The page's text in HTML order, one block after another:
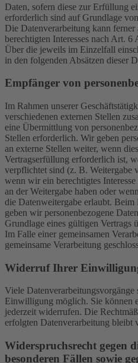
Daten, sofern diese zur Erfüllung
erforderlich sind auf Grundlage
Die Datenverarbeitung kann ferner
berechtigten Interesses nach Art.
Über die jeweils im Einzelfall
in den folgenden Absätzen dieser
Empfänger von
Im Rahmen unserer
verschiedenen externen Stellen
eine Übermittlung von
Stellen erforderlich. Wir geben
an externe Stellen weiter, wenn
Vertragserfüllung erforderlich ist,
verpflichtet sind (z. B. Weitergabe
wenn wir ein berechtigtes
an der Weitergabe haben oder
die Datenweitergabe erlaubt.
geben wir personenbezogene
Grundlage eines gültigen Vertrags
Im Falle einer gemeinsamen
gemeinsame Verarbeitung
Widerruf Ihrer
Viele
Einwilligung möglich. Sie können
jederzeit widerrufen. Die
erfolgten Datenverarbeitung bleibt
Widerspruchsrecht gegen
besonderen Fällen sowie